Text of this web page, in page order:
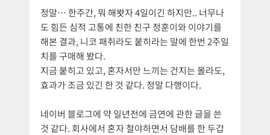
정말… 한주간, 뭐 해봣자 4일이긴 하지만.. 너무나
도 힘든 심적 고통에 친한 친구 정훈이와 이야기를
해본 결과, 니코 패취라도 붙히라는 말에 한번 2주일
치를 구매해 봤다.
지금 붙히고 있고, 혼자서만 느끼는 건지는 몰라도,
효과가 조금 있긴 한 것 같다. 정말 다행이다.
네이버 블로그에 약 일년전에 금연에 관한 글을 쓴
것 같다. 회사에서 혼자 철야하면서 담배를 한 두갑